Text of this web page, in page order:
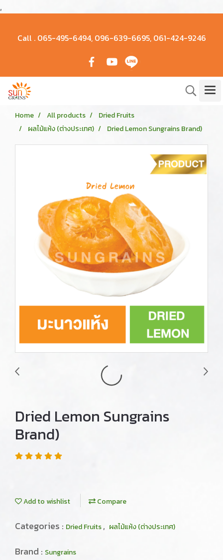
,
Call . 065-495-6494, 096-639-6695, 061-424-9246
Home All products
Dried Fruits
ผลไม้แห้ง (ต่างประเทศ)
Dried Lemon Sungrains Brand)
Dried Lemon Sungrains
Brand)
Add to wishlist Compare
Categories : Dried Fruits, ผลไม้แห้ง (ต่างประเทศ)
Brand : Sungrains